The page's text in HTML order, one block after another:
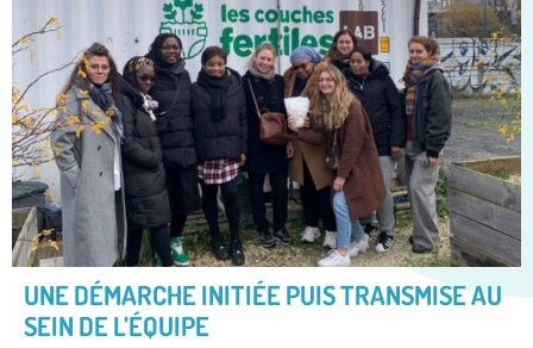
UNE DÉMARCHE INITIÉE PUIS TRANSMISE AU
SEIN DE L’ÉQUIPE